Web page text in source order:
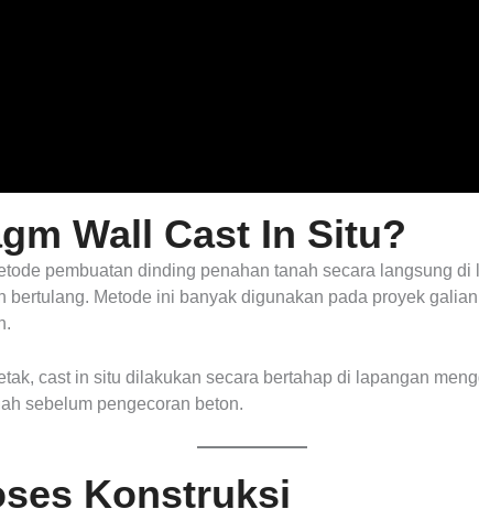
Wall Cast In Situ?
pembuatan dinding penahan tanah secara langsung
Metode ini banyak digunakan pada proyek
cast in situ dilakukan secara bertahap di lapangan
sebelum pengecoran beton.
Konstruksi